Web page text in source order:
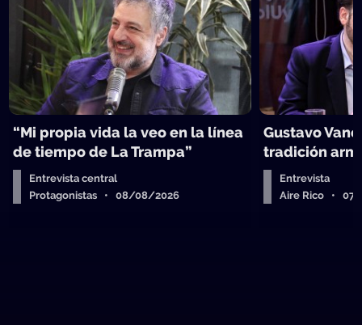
“Mi propia vida la veo en la línea
de tiempo de La Trampa”
Entrevista central
Protagonistas • 08/08/2026
Gustavo
tradición
Entrevista
Aire Rico •